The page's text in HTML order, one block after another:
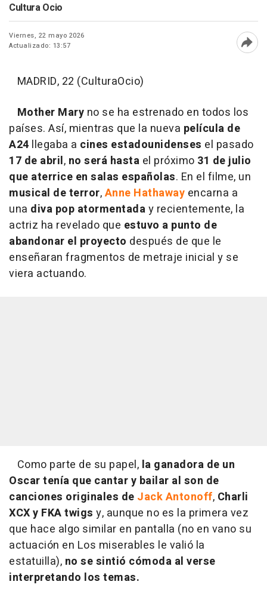
Cultura Ocio
Viernes, 22 mayo 2026
Actualizado: 13:57
MADRID, 22 (CulturaOcio)
Mother Mary no se ha estrenado en todos los
países. Así, mientras que la nueva película de
A24 llegaba a cines estadounidenses el pasado
17 de abril, no será hasta el próximo 31 de julio
que aterrice en salas españolas. En el filme, un
musical de terror,Anne Hathaway encarna a
una diva pop atormentaday recientemente, la
actriz ha revelado que estuvo a punto de
abandonar el proyecto después de que le
enseñaran fragmentos de metraje inicial y se
viera actuando.
Como parte de su papel, la ganadora de un
Oscar tenía que cantar y bailar al son de
canciones originales de Jack Antonoff, Charli
XCX y FKA twigs y, aunque no es la primera vez
que hace algo similar en pantalla (no en vano su
actuación en Los miserables le valió la
estatuilla), no se sintió cómoda al verse
interpretando los temas.